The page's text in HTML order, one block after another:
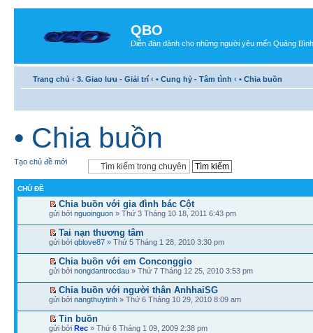
QBO
Diễn đàn dành cho những người yêu mến Quảng Bình
Trang chủ ‹ 3. Giao lưu - Giải trí ‹ • Cung hỷ - Tâm tình ‹ • Chia buồn
• Chia buồn
Tạo chủ đề mới
CHỦ ĐỀ
Chia buồn với gia đình bác Cột
gửi bởi nguoinguon » Thứ 3 Tháng 10 18, 2011 6:43 pm
Tai nạn thương tâm
gửi bởi qblove87 » Thứ 5 Tháng 1 28, 2010 3:30 pm
Chia buồn với em Conconggio
gửi bởi nongdantrocdau » Thứ 7 Tháng 12 25, 2010 3:53 pm
Chia buồn với người thân AnhhaiSG
gửi bởi nangthuytinh » Thứ 6 Tháng 10 29, 2010 8:09 am
Tin buồn
gửi bởi Rec » Thứ 6 Tháng 1 09, 2009 2:38 pm